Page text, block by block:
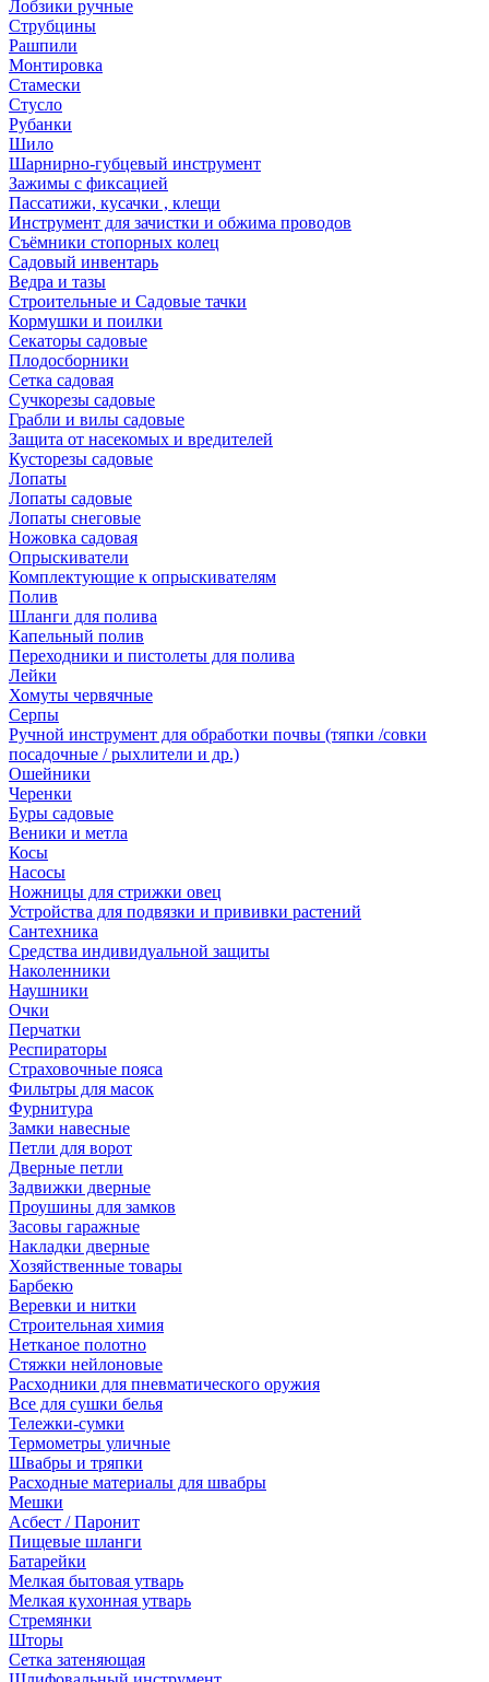
Лобзики ручные
Струбцины
Рашпили
Монтировка
Стамески
Стусло
Рубанки
Шило
Шарнирно-губцевый инструмент
Зажимы с фиксацией
Пассатижи, кусачки , клещи
Инструмент для зачистки и обжима проводов
Съёмники стопорных колец
Садовый инвентарь
Ведра и тазы
Строительные и Садовые тачки
Кормушки и поилки
Секаторы садовые
Плодосборники
Сетка садовая
Сучкорезы садовые
Грабли и вилы садовые
Защита от насекомых и вредителей
Кусторезы садовые
Лопаты
Лопаты садовые
Лопаты снеговые
Ножовка садовая
Опрыскиватели
Комплектующие к опрыскивателям
Полив
Шланги для полива
Капельный полив
Переходники и пистолеты для полива
Лейки
Хомуты червячные
Серпы
Ручной инструмент для обработки почвы (тяпки /совки
посадочные / рыхлители и др.)
Ошейники
Черенки
Буры садовые
Веники и метла
Косы
Насосы
Ножницы для стрижки овец
Устройства для подвязки и прививки растений
Сантехника
Средства индивидуальной защиты
Наколенники
Наушники
Очки
Перчатки
Респираторы
Страховочные пояса
Фильтры для масок
Фурнитура
Замки навесные
Петли для ворот
Дверные петли
Задвижки дверные
Проушины для замков
Засовы гаражные
Накладки дверные
Хозяйственные товары
Барбекю
Веревки и нитки
Строительная химия
Нетканое полотно
Стяжки нейлоновые
Расходники для пневматического оружия
Все для сушки белья
Тележки-сумки
Термометры уличные
Швабры и тряпки
Расходные материалы для швабры
Мешки
Асбест / Паронит
Пищевые шланги
Батарейки
Мелкая бытовая утварь
Мелкая кухонная утварь
Стремянки
Шторы
Сетка затеняющая